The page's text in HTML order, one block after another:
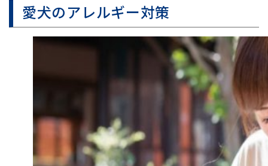
愛犬のアレルギー対策